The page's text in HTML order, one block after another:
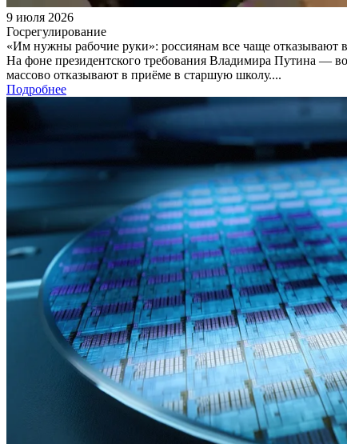
9 июля 2026
Госрегулирование
«Им нужны рабочие руки»: россиянам все чаще отказывают
На фоне президентского требования Владимира Путина —
массово отказывают в приёме в старшую школу....
Подробнее